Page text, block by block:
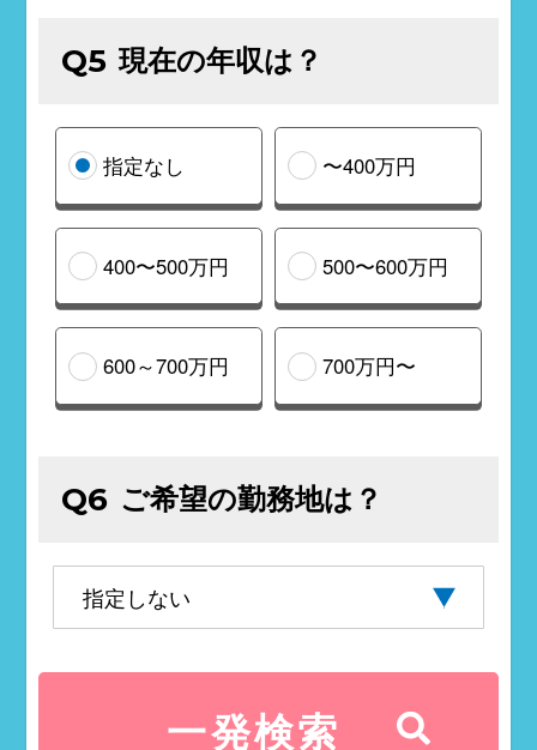
Q5 現在の年収は？
指定なし 〜400万円
400〜500万円 500〜600万円
600～700万円 700万円〜
Q6 ご希望の勤務地は？